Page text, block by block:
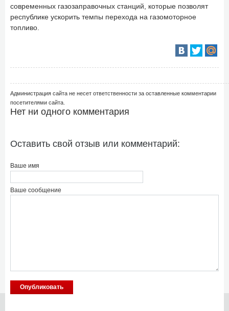
современных газозаправочных станций, которые позволят
республике ускорить темпы перехода на газомоторное
топливо.
Администрация сайта не несет ответственности за оставленные комментарии
посетителями сайта.
Нет ни одного комментария
Оставить свой отзыв или комментарий:
Ваше имя
Ваше сообщение